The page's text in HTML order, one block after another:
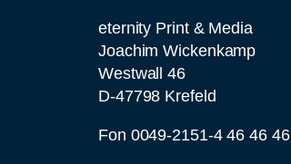
eternity Print & Media
Joachim Wickenkamp
Westwall 46
D-47798 Krefeld
Fon 0049-2151-4 46 46 46